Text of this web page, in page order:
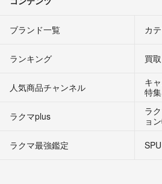
ブランド一覧 カ
ランキング 買
人気商品チャンネル
キ
特集
ラクマplus
ラ
ョ
ラクマ最強鑑定
SPU